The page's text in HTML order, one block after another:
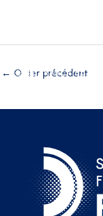
← Order précédent